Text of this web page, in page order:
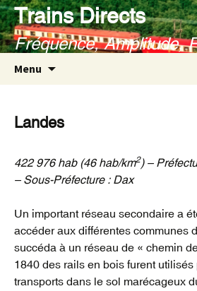
Aller
au
contenu
Trains Directs
Fréquence, Amplitude,
Menu
Landes
422 976 hab (46 hab/km2) –
– Sous-Préfecture : Dax
Un important réseau secondaire a
accéder aux différentes communes
succéda à un réseau de « chemin
1840 des rails en bois furent
transports dans le sol marécageux